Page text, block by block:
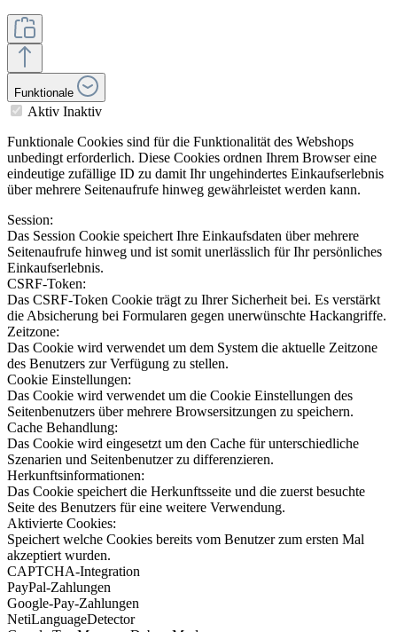
Funktionale
Aktiv Inaktiv
Funktionale Cookies sind für die Funktionalität des Webshops
unbedingt erforderlich. Diese Cookies ordnen Ihrem Browser eine
eindeutige zufällige ID zu damit Ihr ungehindertes Einkaufserlebnis
über mehrere Seitenaufrufe hinweg gewährleistet werden kann.
Session:
Das Session Cookie speichert Ihre Einkaufsdaten über mehrere
Seitenaufrufe hinweg und ist somit unerlässlich für Ihr persönliches
Einkaufserlebnis.
CSRF-Token:
Das CSRF-Token Cookie trägt zu Ihrer Sicherheit bei. Es verstärkt
die Absicherung bei Formularen gegen unerwünschte Hackangriffe.
Zeitzone:
Das Cookie wird verwendet um dem System die aktuelle Zeitzone
des Benutzers zur Verfügung zu stellen.
Cookie Einstellungen:
Das Cookie wird verwendet um die Cookie Einstellungen des
Seitenbenutzers über mehrere Browsersitzungen zu speichern.
Cache Behandlung:
Das Cookie wird eingesetzt um den Cache für unterschiedliche
Szenarien und Seitenbenutzer zu differenzieren.
Herkunftsinformationen:
Das Cookie speichert die Herkunftsseite und die zuerst besuchte
Seite des Benutzers für eine weitere Verwendung.
Aktivierte Cookies:
Speichert welche Cookies bereits vom Benutzer zum ersten Mal
akzeptiert wurden.
CAPTCHA-Integration
PayPal-Zahlungen
Google-Pay-Zahlungen
NetiLanguageDetector